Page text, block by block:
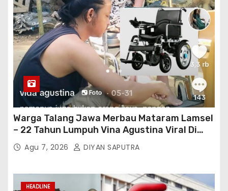
Warga Talang Jawa Merbau Mataram Lamsel
– 22 Tahun Lumpuh Vina Agustina Viral Di
Tiktok Inginkan Kursi Roda Listrik, Kepala
Perwakilan Provinsi Lampung Media
Bertindak
Agu 7, 2026 DIYAN SAPUTRA
HEADLINE